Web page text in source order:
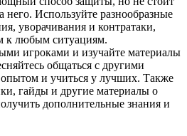
него. Используйте разнообразные
уворачивания и контратаки,
к любым ситуациям.
игроками и изучайте материалы
общаться с другими
опытом и учиться у лучших. Также
гайды и другие материалы о
дополнительные знания и